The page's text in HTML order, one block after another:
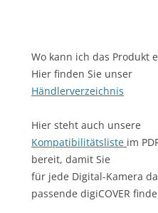
Wo kann ich das Produkt
Hier finden Sie unser
Händlerverzeichnis
Hier steht auch unsere
Kompatibilitätsliste im
bereit, damit Sie
für jede Digital-Kamera
passende digiCOVER